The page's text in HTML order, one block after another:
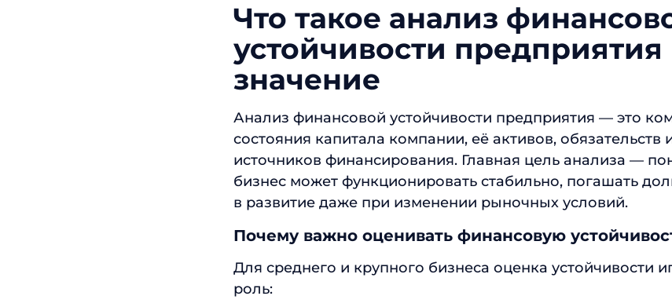
Что такое анализ
устойчивости предприятия
значение
Анализ финансовой устойчивости предприятия — это
состояния капитала компании, её активов, обязательств
источников финансирования. Главная цель анализа —
бизнес может функционировать стабильно, погашать
в развитие даже при изменении рыночных условий.
Почему важно оценивать финансовую
Для среднего и крупного бизнеса оценка устойчивости
роль: